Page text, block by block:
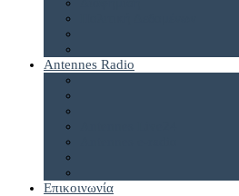
Antennes Radio
Επικοινωνία